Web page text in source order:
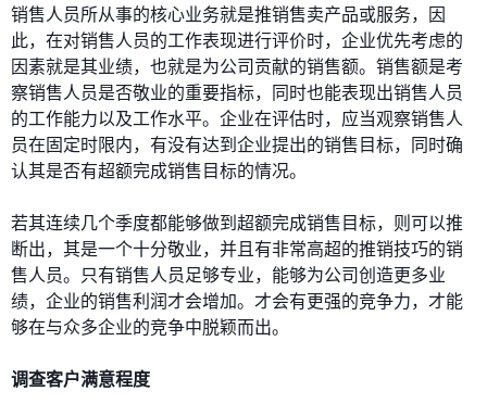
销售人员所从事的核心业务就是推销售卖产品或服务，因
此，在对销售人员的工作表现进行评价时，企业优先考虑的
因素就是其业绩，也就是为公司贡献的销售额。销售额是考
察销售人员是否敬业的重要指标，同时也能表现出销售人员
的工作能力以及工作水平。企业在评估时，应当观察销售人
员在固定时限内，有没有达到企业提出的销售目标，同时确
认其是否有超额完成销售目标的情况。
若其连续几个季度都能够做到超额完成销售目标，则可以推
断出，其是一个十分敬业，并且有非常高超的推销技巧的销
售人员。只有销售人员足够专业，能够为公司创造更多业
绩，企业的销售利润才会增加。才会有更强的竞争力，才能
够在与众多企业的竞争中脱颖而出。
调查客户满意程度